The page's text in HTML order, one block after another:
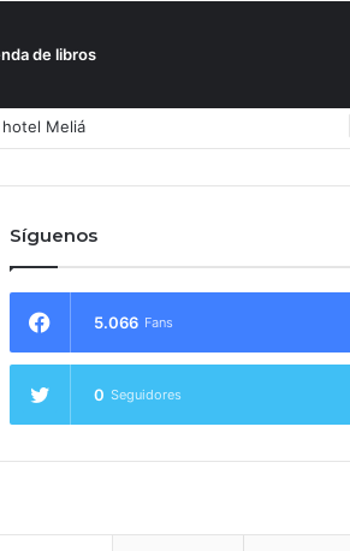
de libros
Meliá
Síguenos
5.066 Fans
0 Seguidores